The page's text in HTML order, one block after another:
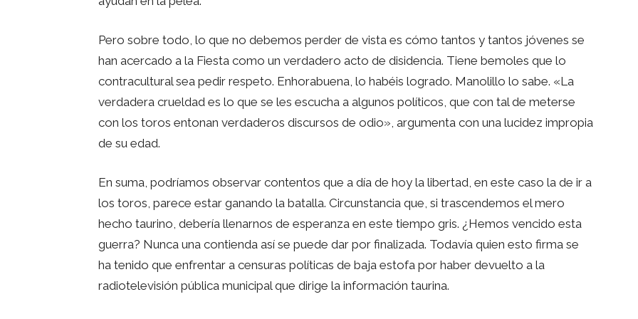
Pero sobre todo, lo que no debemos perder de vista es cómo tantos y tantos jóvenes se
han acercado a la Fiesta como un verdadero acto de disidencia. Tiene bemoles que lo
contracultural sea pedir respeto. Enhorabuena, lo habéis logrado. Manolillo lo sabe. «La
verdadera crueldad es lo que se les escucha a algunos políticos, que con tal de meterse
con los toros entonan verdaderos discursos de odio», argumenta con una lucidez impropia
de su edad.
En suma, podríamos observar contentos que a día de hoy la libertad, en este caso la de ir a
los toros, parece estar ganando la batalla. Circunstancia que, si trascendemos el mero
hecho taurino, debería llenarnos de esperanza en este tiempo gris. ¿Hemos vencido esta
guerra? Nunca una contienda así se puede dar por finalizada. Todavía quien esto firma se
ha tenido que enfrentar a censuras políticas de baja estofa por haber devuelto a la
radiotelevisión pública municipal que dirige la información taurina.